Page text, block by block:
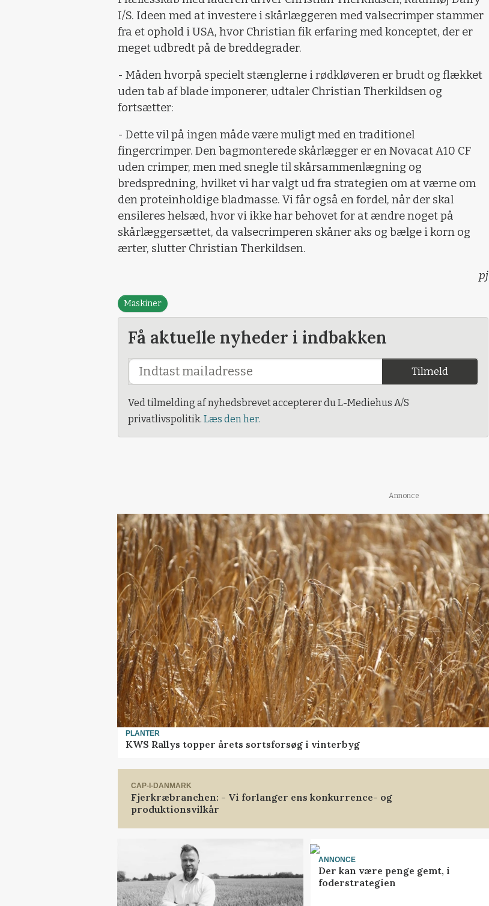
I/S. Ideen med at investere i skårlæggeren med valsecrimper stammer
fra et ophold i USA, hvor Christian fik erfaring med konceptet, der er
meget udbredt på de breddegrader.
- Måden hvorpå specielt stænglerne i rødkløveren er brudt og flækket
uden tab af blade imponerer, udtaler Christian Therkildsen og
fortsætter:
- Dette vil på ingen måde være muligt med en traditionel
fingercrimper. Den bagmonterede skårlægger er en Novacat A10 CF
uden crimper, men med snegle til skårsammenlægning og
bredspredning, hvilket vi har valgt ud fra strategien om at værne om
den proteinholdige bladmasse. Vi får også en fordel, når der skal
ensileres helsæd, hvor vi ikke har behovet for at ændre noget på
skårlæggersættet, da valsecrimperen skåner aks og bælge i korn og
ærter, slutter Christian Therkildsen.
pj
Maskiner
Få aktuelle nyheder i indbakken
Tilmeld
Ved tilmelding af nyhedsbrevet accepterer du L-Mediehus A/S
privatlivspolitik. Læs den her.
Annonce
PLANTER
KWS Rallys topper årets sortsforsøg i vinterbyg
CAP-I-DANMARK
Fjerkræbranchen: - Vi forlanger ens konkurrence- og
produktionsvilkår
ANNONCE
Der kan være penge gemt, i
foderstrategien